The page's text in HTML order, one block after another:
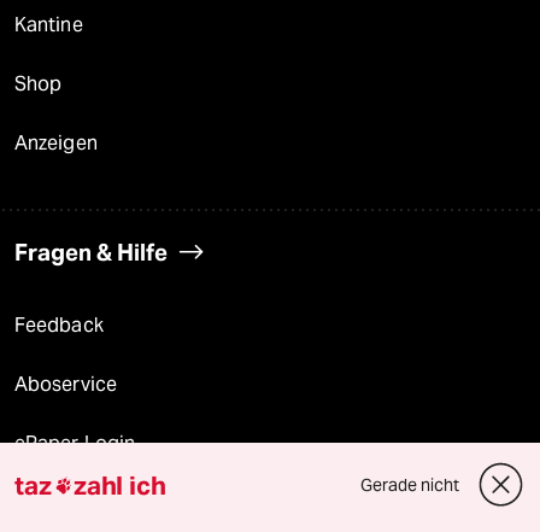
Kantine
Shop
Anzeigen
Fragen & Hilfe
Feedback
Aboservice
ePaper Login
Downloads für Abonnierende
taz zahl ich Gerade nicht